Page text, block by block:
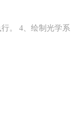
。 4、绘制光学系